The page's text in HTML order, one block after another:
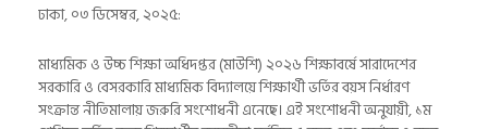
ঢাকা, ০৩ ডিসেম্বর, ২০২৫:
মাধ্যমিক ও উচ্চ শিক্ষা অধিদপ্তর (মাউশি) ২০২৬ শিক্ষাবর্ষে সারাদেশের
সরকারি ও বেসরকারি মাধ্যমিক বিদ্যালয়ে শিক্ষার্থী ভর্তির বয়স নির্ধারণ
সংক্রান্ত নীতিমালায় জরুরি সংশোধনী এনেছে। এই সংশোধনী অনুযায়ী, ১ম